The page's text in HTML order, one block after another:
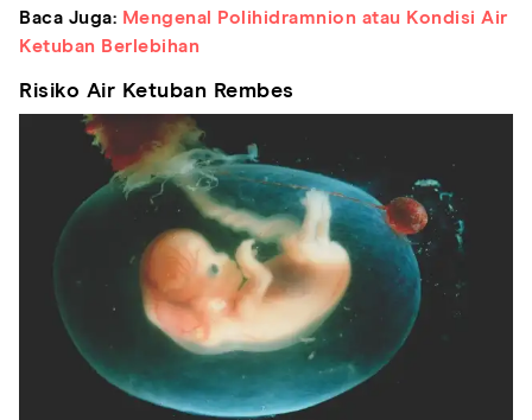
Baca Juga: Mengenal Polihidramnion atau Kondisi Air
Ketuban Berlebihan
Risiko Air Ketuban Rembes